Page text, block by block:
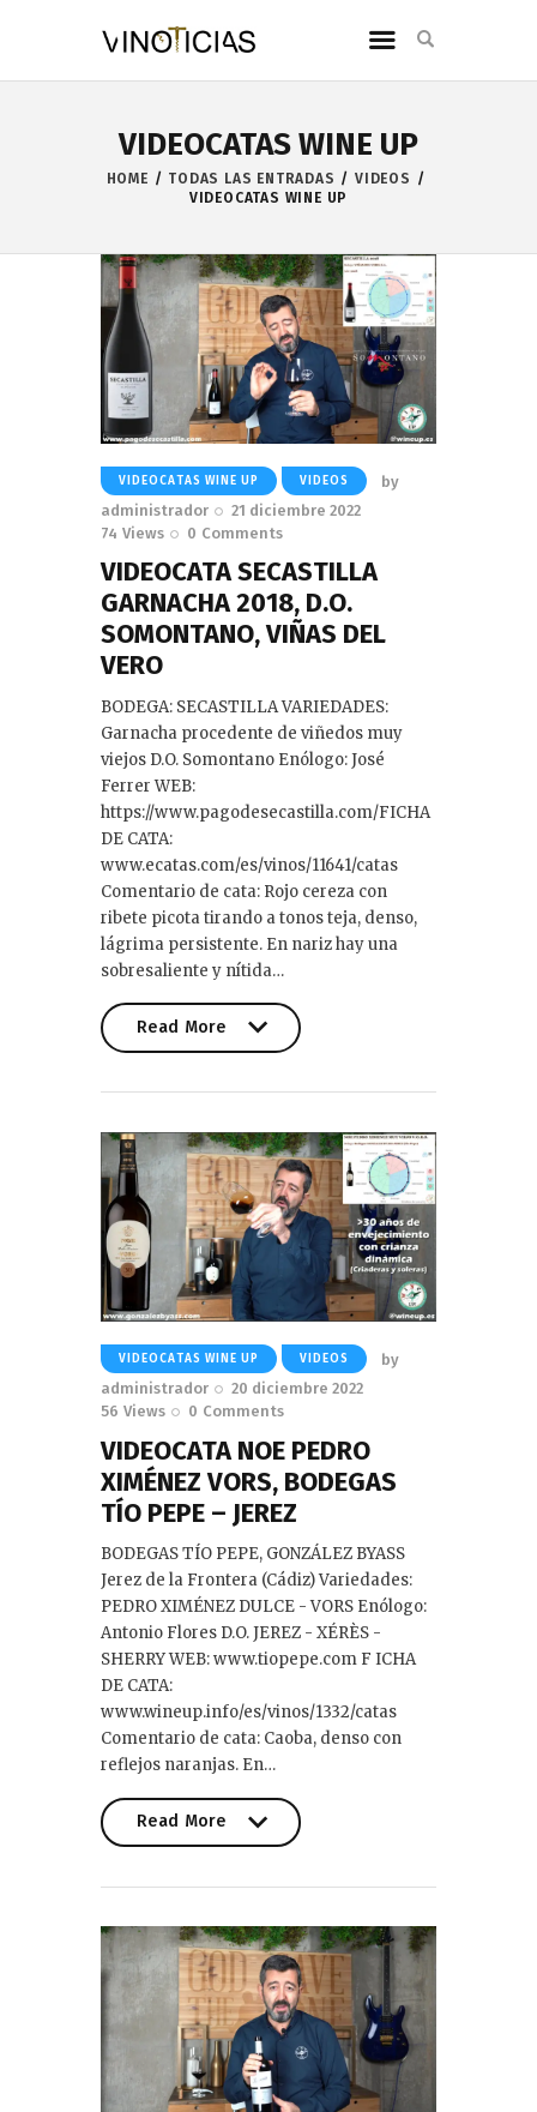
VIDEOCATAS WINE UP
HOME TODAS LAS ENTRADAS
VIDEOS
VIDEOCATAS WINE UP
VIDEOCATAS WINE UP VIDEOS
by
administrador
21 diciembre 2022
74 Views 0 Comments
VIDEOCATA SECASTILLA
GARNACHA 2018, D.O.
SOMONTANO, VIÑAS DEL
VERO
BODEGA: SECASTILLA VARIEDADES:
Garnacha procedente de viñedos muy
viejos D.O. Somontano Enólogo: José
Ferrer WEB:
https://www.pagodesecastilla.com/​ FICHA
DE CATA:
www.ecatas.com/es/vinos/11641/catas
Comentario de cata: Rojo cereza con
ribete picota tirando a tonos teja, denso,
lágrima persistente. En nariz hay una
sobresaliente y nítida…
Read More
VIDEOCATAS WINE UP VIDEOS
by
administrador
20 diciembre 2022
56 Views 0 Comments
VIDEOCATA NOE PEDRO
XIMÉNEZ VORS, BODEGAS
TÍO PEPE – JEREZ
BODEGAS TÍO PEPE, GONZÁLEZ BYASS
Jerez de la Frontera (Cádiz) Variedades:
PEDRO XIMÉNEZ DULCE - VORS Enólogo:
Antonio Flores D.O. JEREZ - XÉRÈS -
SHERRY WEB: www.tiopepe.com F ICHA
DE CATA:
www.wineup.info/es/vinos/1332/catas
Comentario de cata: Caoba, denso con
reflejos naranjas. En…
Read More